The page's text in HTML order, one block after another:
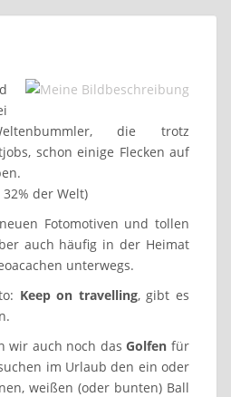
die trotz
schon einige Flecken auf
der Welt)
Fotomotiven und tollen
auch häufig in der Heimat
unterwegs.
Keep on travelling, gibt es
wir auch noch dasGolfen für
im Urlaub den ein oder
weißen (oder bunten) Ball